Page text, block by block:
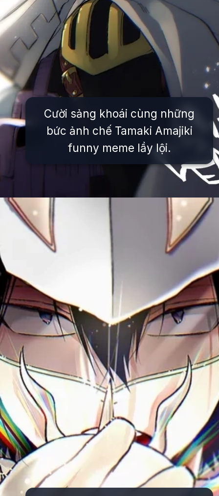
Cười sảng khoái cùng những
bức ảnh chế Tamaki Amajiki
funny meme lầy lội.
Đang mở https://issiloo.edu.vn/tamaki-amajiki